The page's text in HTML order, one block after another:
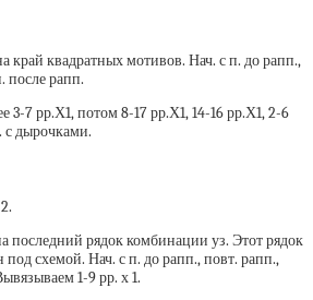
край квадратных мотивов. Нач. с п. до рапп.,
после рапп.
3-7 рр.Х1, потом 8-17 рр.Х1, 14-16 рр.Х1, 2-6
с дырочками.
последний рядок комбинации уз. Этот рядок
под схемой. Нач. с п. до рапп., повт. рапп.,
1-9 рр. х 1.